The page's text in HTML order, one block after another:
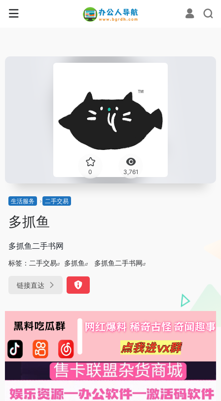
0 3,761
生活服务 二手交易
多抓鱼
多抓鱼二手书网
标签： 二手交易 多抓鱼 多抓鱼二手书网
链接直达